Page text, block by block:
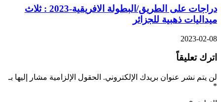
دراجات على الطريق/البطولة الافريقية-2023 : ثلاث
ميداليات ذهبية للجزائر
2023-02-08
اترك تعليقاً
لن يتم نشر عنوان بريدك الإلكتروني. الحقول الإلزامية مشار إليها بـ
*